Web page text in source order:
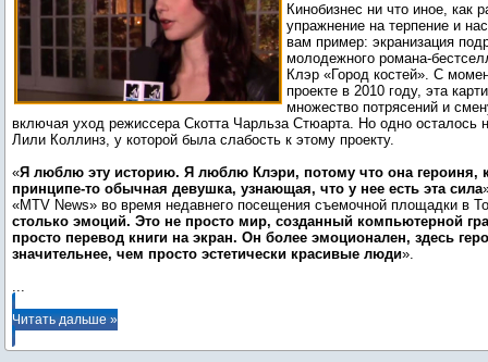
Кинобизнес ни что иное, как
упражнение на терпение и
вам пример: экранизация
молодежного романа-
Клэр «Город костей». С
проекте в 2010 году, эта
множество потрясений и
включая уход режиссера Скотта Чарльза Стюарта. Но одно осталось
Лили Коллинз, у которой была слабость к этому проекту.
«Я люблю эту историю. Я люблю Клэри, потому что она героиня,
принципе-то обычная девушка, узнающая, что у нее есть эта сила
«MTV News» во время недавнего посещения съемочной площадки в
столько эмоций. Это не просто мир, созданный компьютерной
просто перевод книги на экран. Он более эмоционален, здесь
значительнее, чем просто эстетически красивые люди
...
Читать дальше »